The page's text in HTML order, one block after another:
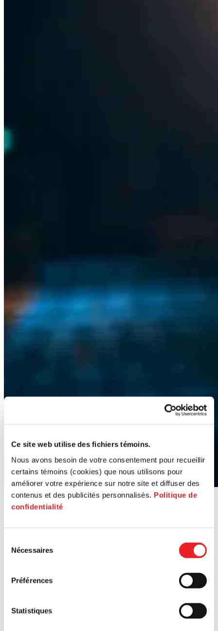
Ce site web utilise des fichiers témoins.
Nous avons besoin de votre consentement pour recueillir
certains témoins (cookies) que nous utilisons pour
améliorer votre expérience sur notre site et diffuser des
contenus et des publicités personnalisés. Politique de
confidentialité
Nécessaires
Préférences
Statistiques
Article
25 juill.